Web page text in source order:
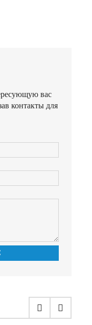
вас
контакты для